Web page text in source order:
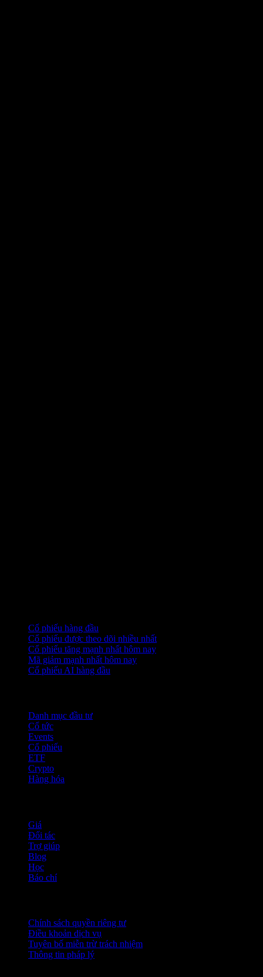
Cổ phiếu hàng đầu
Cổ phiếu được theo dõi nhiều nhất
Cổ phiếu tăng mạnh nhất hôm nay
Mã giảm mạnh nhất hôm nay
Cổ phiếu AI hàng đầu
Danh mục đầu tư
Cổ tức
Events
Cổ phiếu
ETF
Crypto
Hàng hóa
Giá
Đối tác
Trợ giúp
Blog
Học
Báo chí
Chính sách quyền riêng tư
Điều khoản dịch vụ
Tuyên bố miễn trừ trách nhiệm
Thông tin pháp lý